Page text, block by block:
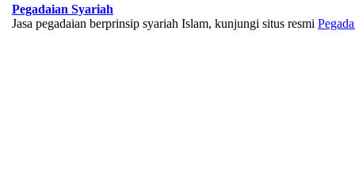
Pegadaian Syariah
Jasa pegadaian berprinsip syariah Islam, kunjungi situs resmi